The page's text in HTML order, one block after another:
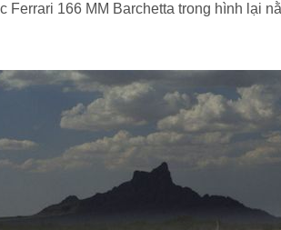
Ferrari 166 MM Barchetta trong hình lại